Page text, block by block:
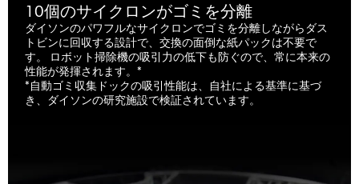
10個のサイクロンがゴミを分離
ダイソンのパワフルなサイクロンでゴミを分離しながらダス
トビンに回収する設計で、交換の面倒な紙パックは不要で
す。 ロボット掃除機の吸引力の低下も防ぐので、常に本来の
性能が発揮されます。*
*自動ゴミ収集ドックの吸引性能は、自社による基準に基づ
き、ダイソンの研究施設で検証されています。